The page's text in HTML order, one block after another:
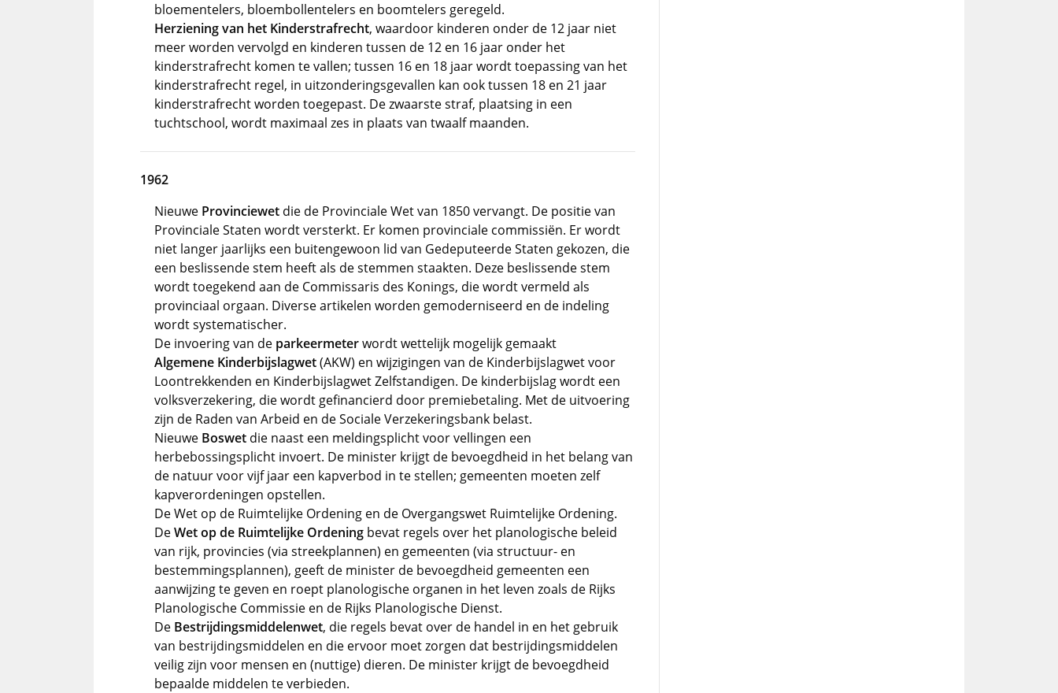
bloementelers, bloembollentelers en boomtelers geregeld.
Herziening van het Kinderstrafrecht, waardoor kinderen onder de 12 jaar niet
meer worden vervolgd en kinderen tussen de 12 en 16 jaar onder het
kinderstrafrecht komen te vallen; tussen 16 en 18 jaar wordt toepassing van het
kinderstrafrecht regel, in uitzonderingsgevallen kan ook tussen 18 en 21 jaar
kinderstrafrecht worden toegepast. De zwaarste straf, plaatsing in een
tuchtschool, wordt maximaal zes in plaats van twaalf maanden.
1962
Nieuwe Provinciewet die de Provinciale Wet van 1850 vervangt. De positie van
Provinciale Staten wordt versterkt. Er komen provinciale commissiën. Er wordt
niet langer jaarlijks een buitengewoon lid van Gedeputeerde Staten gekozen, die
een beslissende stem heeft als de stemmen staakten. Deze beslissende stem
wordt toegekend aan de Commissaris des Konings, die wordt vermeld als
provinciaal orgaan. Diverse artikelen worden gemoderniseerd en de indeling
wordt systematischer.
De invoering van de parkeermeterwordt wettelijk mogelijk gemaakt
Algemene Kinderbijslagwet(AKW) en wijzigingen van de Kinderbijslagwet voor
Loontrekkenden en Kinderbijslagwet Zelfstandigen. De kinderbijslag wordt een
volksverzekering, die wordt gefinancierd door premiebetaling. Met de uitvoering
zijn de Raden van Arbeid en de Sociale Verzekeringsbank belast.
Nieuwe Boswet die naast een meldingsplicht voor vellingen een
herbebossingsplicht invoert. De minister krijgt de bevoegdheid in het belang van
de natuur voor vijf jaar een kapverbod in te stellen; gemeenten moeten zelf
kapverordeningen opstellen.
De Wet op de Ruimtelijke Ordening en de Overgangswet Ruimtelijke Ordening.
DeWet op de Ruimtelijke Ordening bevat regels over het planologische beleid
van rijk, provincies (via streekplannen) en gemeenten (via structuur- en
bestemmingsplannen), geeft de minister de bevoegdheid gemeenten een
aanwijzing te geven en roept planologische organen in het leven zoals de Rijks
Planologische Commissie en de Rijks Planologische Dienst.
De Bestrijdingsmiddelenwet, die regels bevat over de handel in en het gebruik
van bestrijdingsmiddelen en die ervoor moet zorgen dat bestrijdingsmiddelen
veilig zijn voor mensen en (nuttige) dieren. De minister krijgt de bevoegdheid
bepaalde middelen te verbieden.